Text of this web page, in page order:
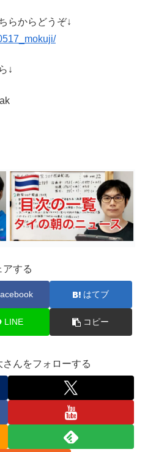
らからどうぞ↓
↓
アする
はてブ
LINE コピー
んをフォローする